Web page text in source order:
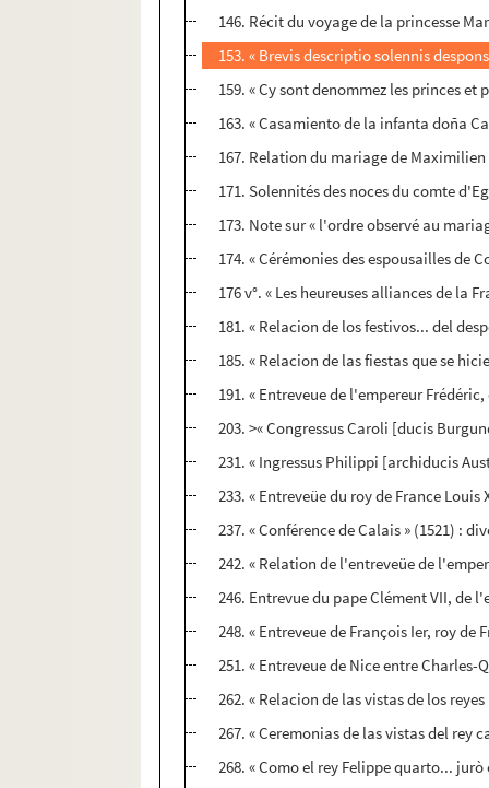
146. Récit du voyage de la princesse
153. « Brevis descriptio solennis
159. « Cy sont denommez les princes
163. « Casamiento de la infanta doña
167. Relation du mariage de
171. Solennités des noces du comte
173. Note sur « l'ordre observé au
174. « Cérémonies des espousailles de
176 v°. « Les heureuses alliances de la
181. « Relacion de los festivos... del
185. « Relacion de las fiestas que se
191. « Entreveue de l'empereur
203. >« Congressus Caroli [ducis
231. « Ingressus Philippi [archiducis
233. « Entreveüe du roy de France
237. « Conférence de Calais » (1521) :
242. « Relation de l'entreveüe de
246. Entrevue du pape Clément VII, de
248. « Entreveue de François Ier, roy
251. « Entreveue de Nice entre
262. « Relacion de las vistas de los
267. « Ceremonias de las vistas del
268. « Como el rey Felippe quarto...